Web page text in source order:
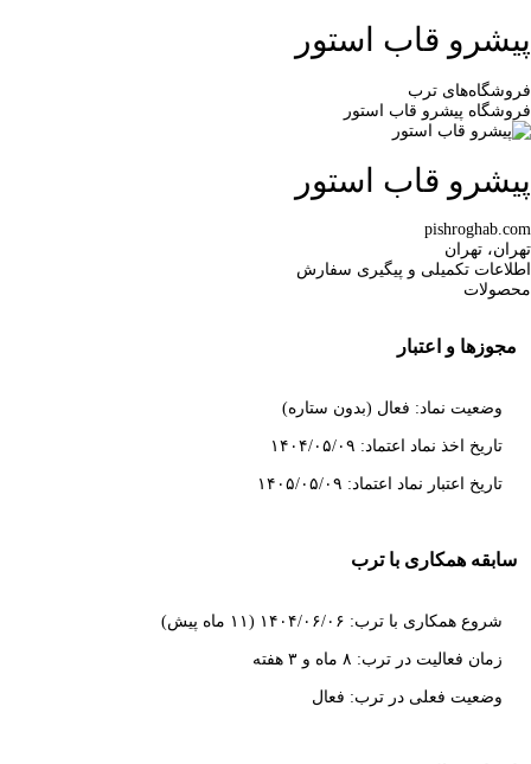
پیشرو قاب استور
فروشگاه‌های ترب
فروشگاه پیشرو قاب استور
پیشرو قاب استور
pishroghab.com
تهران، تهران
اطلاعات تکمیلی و پیگیری سفارش
محصولات
مجوزها و اعتبار
وضعیت نماد: فعال (بدون ستاره)
تاریخ اخذ نماد اعتماد: ۱۴۰۴/۰۵/۰۹
تاریخ اعتبار نماد اعتماد: ۱۴۰۵/۰۵/۰۹
سابقه همکاری با ترب
شروع همکاری با ترب: ۱۴۰۴/۰۶/۰۶ (۱۱ ماه پیش)
زمان فعالیت در ترب: ۸ ماه و ۳ هفته
وضعیت فعلی در ترب: فعال